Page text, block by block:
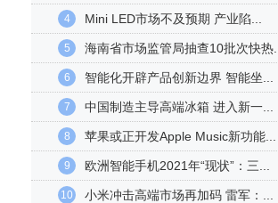
4 Mini LED市场不及预期 产业陷...
5 海南省市场监管局抽查10批次快热...
6 智能化开辟产品创新边界 智能坐...
7 中国制造主导高端冰箱 进入新一...
8 苹果或正开发Apple Music新功能...
9 欧洲智能手机2021年“现状”：三...
10 小米冲击高端市场再加码 雷军：...